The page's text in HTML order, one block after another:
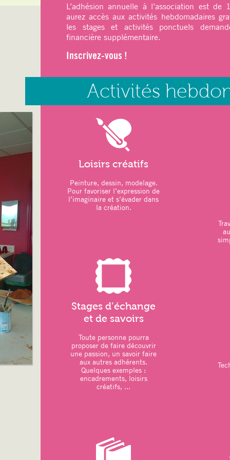
ATELIERS DU MOIS:
–Art thérapie : Modelage
– Jeux de Société
–
Repas de Noël participatif des
–Vacances scolaires :
26 novembre 2025
Novembre 2025
–Art thérapie: Modelage
–Sports
–dessin/peinture
vannerie
–couture
11 octobre 2025
Octobre 2025
ATELIERS DU MOIS
–Art thérapie: Modelage
–Sports: Pilates – Qi Gong
. une séance de Qi Gong prévue en
. Atelier artistique animé par
L’adhésion annuelle à l’association est
aurez accès aux activités hebdomadaires
les stages et activités ponctuels
financière supplémentaire.
Inscrivez-vous !
Activités
Loisirs créatifs
Peinture, dessin, modelage.
Pour favoriser l’expression de
l’imaginaire et s’évader dans
la création.
Stages d’échange
et de savoirs
Toute personne pourra
proposer de faire découvrir
une passion, un savoir faire
aux autres adhérents.
Quelques exemples :
encadrements, loisirs
créatifs, ...